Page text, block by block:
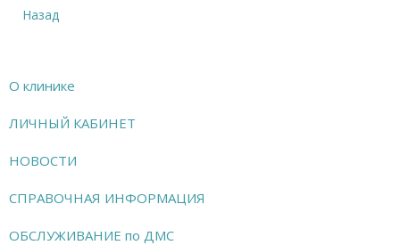
Назад
О клинике
ЛИЧНЫЙ КАБИНЕТ
НОВОСТИ
СПРАВОЧНАЯ ИНФОРМАЦИЯ
ОБСЛУЖИВАНИЕ по ДМС